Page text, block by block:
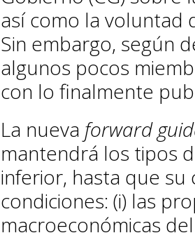
así como la voluntad
Sin embargo, según
algunos pocos
con lo finalmente
La nueva forward
mantendrá los tipos
inferior, hasta que su
condiciones: (i) las
macroeconómicas